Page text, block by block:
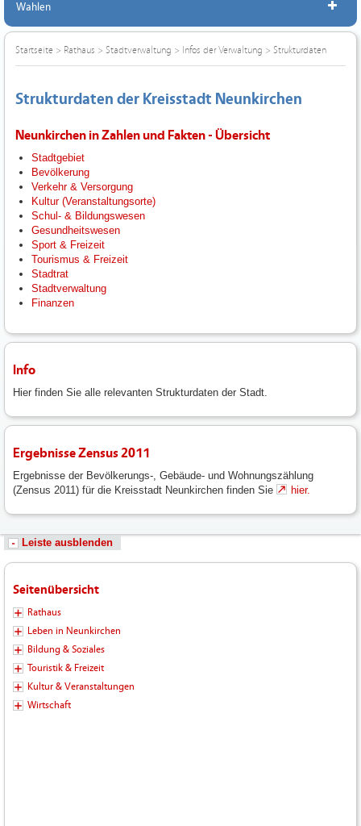
Wahlen
Startseite > Rathaus > Stadtverwaltung > Infos der Verwaltung > Strukturdaten
Strukturdaten der Kreisstadt Neunkirchen
Neunkirchen in Zahlen und Fakten - Übersicht
Stadtgebiet
Bevölkerung
Verkehr & Versorgung
Kultur (Veranstaltungsorte)
Schul- & Bildungswesen
Gesundheitswesen
Sport & Freizeit
Tourismus & Freizeit
Stadtrat
Stadtverwaltung
Finanzen
Info
Hier finden Sie alle relevanten Strukturdaten der Stadt.
Ergebnisse Zensus 2011
Ergebnisse der Bevölkerungs-, Gebäude- und Wohnungszählung
(Zensus 2011) für die Kreisstadt Neunkirchen finden Sie
hier.
Leiste ausblenden
Seitenübersicht
Rathaus
Leben in Neunkirchen
Bildung & Soziales
Touristik & Freizeit
Kultur & Veranstaltungen
Wirtschaft